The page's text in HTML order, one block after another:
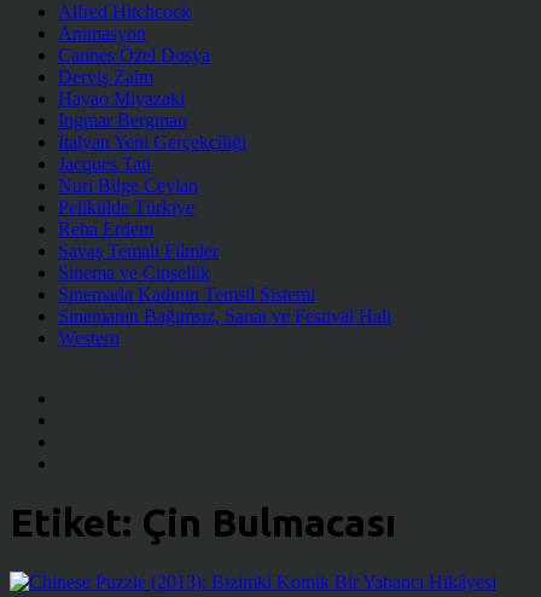
Alfred Hitchcock
Animasyon
Cannes Özel Dosya
Derviş Zaim
Hayao Miyazaki
Ingmar Bergman
İtalyan Yeni Gerçekçiliği
Jacques Tati
Nuri Bilge Ceylan
Pelikülde Türkiye
Reha Erdem
Savaş Temalı Filmler
Sinema ve Cinsellik
Sinemada Kadının Temsil Sistemi
Sinemanın Bağımsız, Sanat ve Festival Hali
Western
Etiket: Çin Bulmacası